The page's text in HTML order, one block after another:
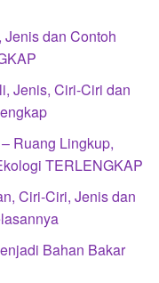
dan Contoh
Jenis, Ciri-Ciri dan
Ruang Lingkup,
TERLENGKAP
Ciri-Ciri, Jenis dan
Bahan Bakar